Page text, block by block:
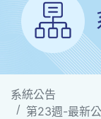
系統公告
第23週-最新